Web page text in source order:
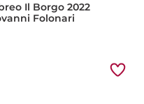
Il Borgo 2022
Folonari